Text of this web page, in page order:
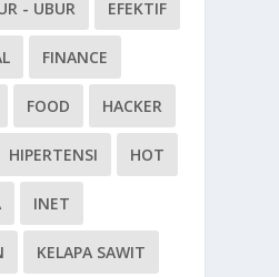
- UBUR EFEKTIF
FINANCE
FOOD HACKER
HIPERTENSI HOT
INET
KELAPA SAWIT